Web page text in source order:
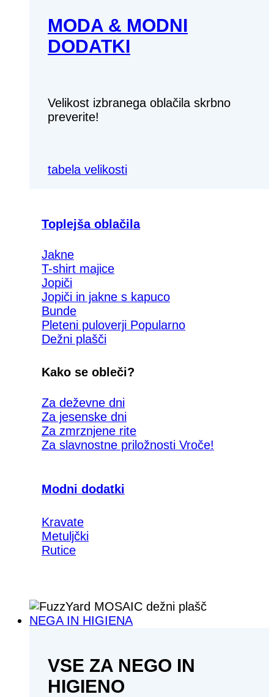
MODA & MODNI
DODATKI
Velikost izbranega oblačila skrbno
preverite!
tabela velikosti
Toplejša oblačila
Jakne
T-shirt majice
Jopiči
Jopiči in jakne s kapuco
Bunde
Pleteni puloverji
Dežni plašči
Kako se obleči?
Za deževne dni
Za jesenske dni
Za zmrznjene rite
Za slavnostne priložnosti
Modni dodatki
Kravate
Metuljčki
Rutice
NEGA IN HIGIENA
VSE ZA NEGO IN
HIGIENO